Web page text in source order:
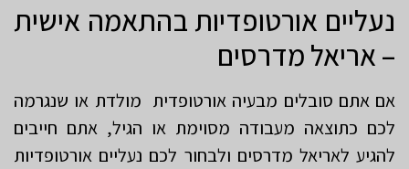
נעליים אורטופדיות בהתאמה אישית
– אריאל מדרסים
אם אתם סובלים מבעיה אורטופדית מולדת או שנגרמה
לכם כתוצאה מעבודה מסוימת או הגיל, אתם חייבים
להגיע לאריאל מדרסים ולבחור לכם נעליים אורטופדיות